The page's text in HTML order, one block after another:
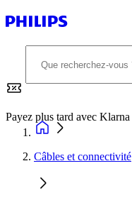
Payez plus tard avec Klarna
Câbles et connectivité